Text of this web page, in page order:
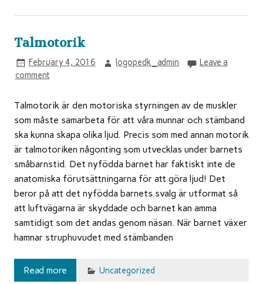
Talmotorik
February 4, 2016 logopedk_admin
Leave a
comment
Talmotorik är den motoriska styrningen av de muskler
som måste samarbeta för att våra munnar och stämband
ska kunna skapa olika ljud. Precis som med annan motorik
är talmotoriken någonting som utvecklas under barnets
småbarnstid. Det nyfödda barnet har faktiskt inte de
anatomiska förutsättningarna för att göra ljud! Det
beror på att det nyfödda barnets svalg är utformat så
att luftvägarna är skyddade och barnet kan amma
samtidigt som det andas genom näsan. När barnet växer
hamnar struphuvudet med stämbanden
Read more Uncategorized